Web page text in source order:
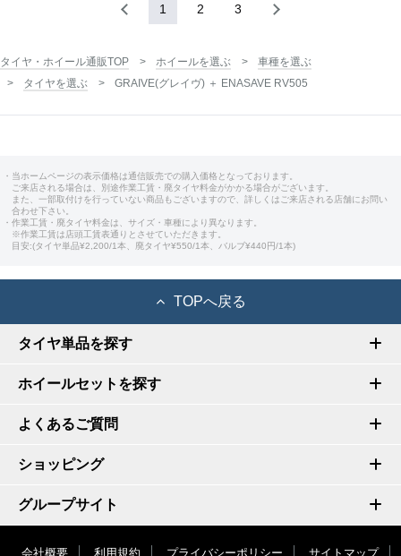
1 2 3
タイヤ・ホイール通販TOP ホイールを選ぶ
車種を選ぶ
タイヤを選ぶ
GRAIVE(グレイヴ) ＋ ENASAVE RV505
・当ホームページの表示価格は通信販売での購入価格となっております。
ご来店される場合は、別途作業工賃・廃タイヤ料金がかかる場合がございます。
また、一部取付けを行っていない商品もございますので、詳しくはご来店される店舗にお問い
合わせ下さい。
・作業工賃・廃タイヤ料金は、サイズ・車種により異なります。
※作業工賃は店頭工賃表通りとさせていただきます。
目安:(タイヤ単品¥2,200/1本、廃タイヤ¥550/1本、バルブ¥440円/1本)
TOPへ戻る
タイヤ単品を探す
ホイールセットを探す
よくあるご質問
ショッピング
グループサイト
会社概要 利用規約 プライバシーポリシー サイトマップ